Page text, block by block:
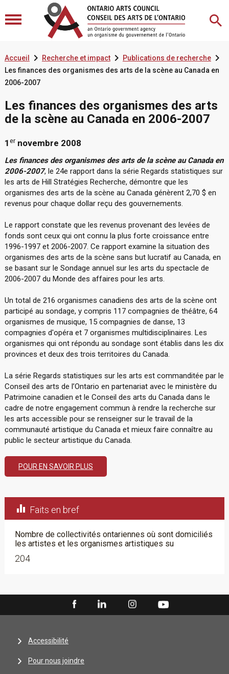
Accueil  Recherche et impact Publications de recherche
Les finances des organismes des arts de la scène au Canada en
2006-2007
Les finances des organismes des arts
de la scène au Canada en 2006-2007
1 ernovembre 2008
Les finances des organismes des arts de la scène au Canada en
2006-2007, le 24e rapport dans la série Regards statistiques sur
les arts de Hill Stratégies Recherche, démontre que les
organismes des arts de la scène au Canada génèrent 2,70 $ en
revenus pour chaque dollar reçu des gouvernements.
Le rapport constate que les revenus provenant des levées de
fonds sont ceux qui ont connu la plus forte croissance entre
1996-1997 et 2006-2007. Ce rapport examine la situation des
organismes des arts de la scène sans but lucratif au Canada, en
se basant sur le Sondage annuel sur les arts du spectacle de
2006-2007 du Monde des affaires pour les arts.
Un total de 216 organismes canadiens des arts de la scène ont
participé au sondage, y compris 117 compagnies de théâtre, 64
organismes de musique, 15 compagnies de danse, 13
compagnies d'opéra et 7 organismes multidisciplinaires. Les
organismes qui ont répondu au sondage sont établis dans les dix
provinces et deux des trois territoires du Canada.
La série Regards statistiques sur les arts est commanditée par le
Conseil des arts de l’Ontario en partenariat avec le ministère du
Patrimoine canadien et le Conseil des arts du Canada dans le
cadre de notre engagement commun à rendre la recherche sur
les arts accessible pour se renseigner sur le travail de la
communauté artistique du Canada et mieux faire connaître au
public le secteur artistique du Canada.
POUR EN SAVOIR PLUS
 Faits en bref
Nombre de collectivités ontariennes où sont domiciliés
les artistes et les organismes artistiques su
204
Accessibilité
Pour nous joindre